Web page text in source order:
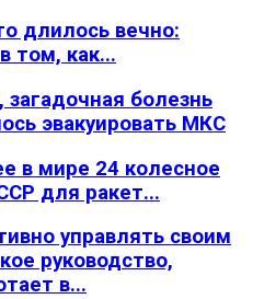
длилось вечно:
том, как...
загадочная болезнь
эвакуировать МКС
в мире 24 колесное
для ракет...
управлять своим
руководство,
в...